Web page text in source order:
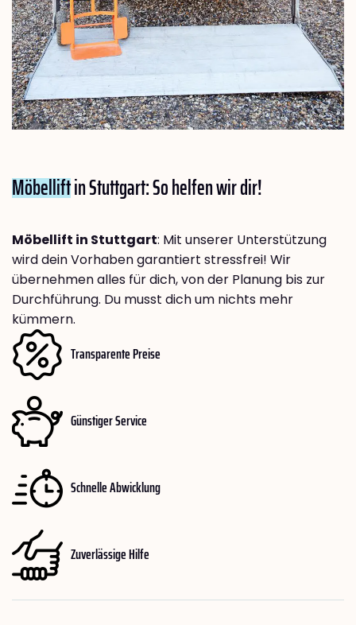
Möbelliftin Stuttgart: So helfen wir dir!
Möbellift in Stuttgart: Mit unserer Unterstützung
wird dein Vorhaben garantiert stressfrei! Wir
übernehmen alles für dich, von der Planung bis zur
Durchführung. Du musst dich um nichts mehr
kümmern.
Transparente Preise
Günstiger Service
Schnelle Abwicklung
Zuverlässige Hilfe